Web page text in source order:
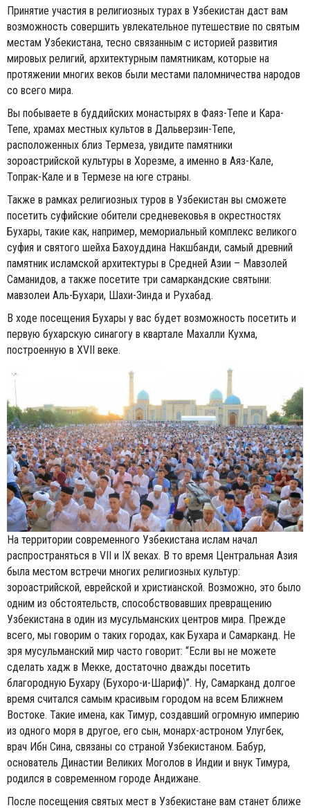
Принятие участия в религиозных турах в Узбекистан даст вам
возможность совершить увлекательное путешествие по святым
местам Узбекистана, тесно связанным с историей развития
мировых религий, архитектурным памятникам, которые на
протяжении многих веков были местами паломничества народов
со всего мира.
Вы побываете в буддийских монастырях в Фаяз-Тепе и Кара-
Тепе, храмах местных культов в Дальверзин-Тепе,
расположенных близ Термеза, увидите памятники
зороастрийской культуры в Хорезме, а именно в Аяз-Кале,
Топрак-Кале и в Термезе на юге страны.
Также в рамках религиозных туров в Узбекистан вы сможете
посетить суфийские обители средневековья в окрестностях
Бухары, такие как, например, мемориальный комплекс великого
суфия и святого шейха Бахоуддина Накшбанди, самый древний
памятник исламской архитектуры в Средней Азии – Мавзолей
Саманидов, а также посетите три самаркандские святыни:
мавзолеи Аль-Бухари, Шахи-Зинда и Рухабад.
В ходе посещения Бухары у вас будет возможность посетить и
первую бухарскую синагогу в квартале Махалли Кухма,
построенную в XVII веке.
На территории современного Узбекистана ислам начал
распространяться в VII и IX веках. В то время Центральная Азия
была местом встречи многих религиозных культур:
зороастрийской, еврейской и христианской. Возможно, это было
одним из обстоятельств, способствовавших превращению
Узбекистана в один из мусульманских центров мира. Прежде
всего, мы говорим о таких городах, как Бухара и Самарканд. Не
зря мусульманский мир часто говорит: “Если вы не можете
сделать хадж в Мекке, достаточно дважды посетить
благородную Бухару (Бухоро-и-Шариф)”. Ну, Самарканд долгое
время считался самым красивым городом на всем Ближнем
Востоке. Такие имена, как Тимур, создавший огромную империю
из одного моря в другое, его сын, монарх-астроном Улугбек,
врач Ибн Сина, связаны со страной Узбекистаном. Бабур,
основатель Династии Великих Моголов в Индии и внук Тимура,
родился в современном городе Андижане.
После посещения святых мест в Узбекистане вам станет ближе